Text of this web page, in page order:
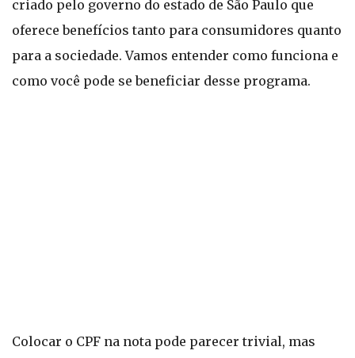
criado pelo governo do estado de São Paulo que
oferece benefícios tanto para consumidores quanto
para a sociedade. Vamos entender como funciona e
como você pode se beneficiar desse programa.
Colocar o CPF na nota pode parecer trivial, mas